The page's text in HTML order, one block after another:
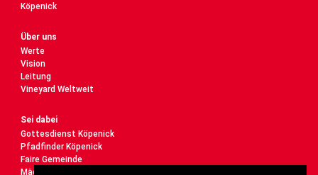
Köpenick
Über uns
Werte
Vision
Leitung
Vineyard Weltweit
Sei dabei
Gottesdienst Köpenick
Pfadfinder Köpenick
Faire Gemeinde
Mädelstreff